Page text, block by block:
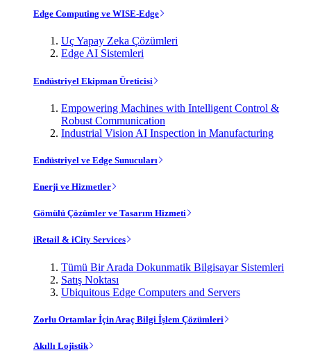
Edge Computing ve WISE-Edge
Uç Yapay Zeka Çözümleri
Edge AI Sistemleri
Endüstriyel Ekipman Üreticisi
Empowering Machines with Intelligent Control &
Robust Communication
Industrial Vision AI Inspection in Manufacturing
Endüstriyel ve Edge Sunucuları
Enerji ve Hizmetler
Gömülü Çözümler ve Tasarım Hizmeti
iRetail & iCity Services
Tümü Bir Arada Dokunmatik Bilgisayar Sistemleri
Satış Noktası
Ubiquitous Edge Computers and Servers
Zorlu Ortamlar İçin Araç Bilgi İşlem Çözümleri
Akıllı Lojistik